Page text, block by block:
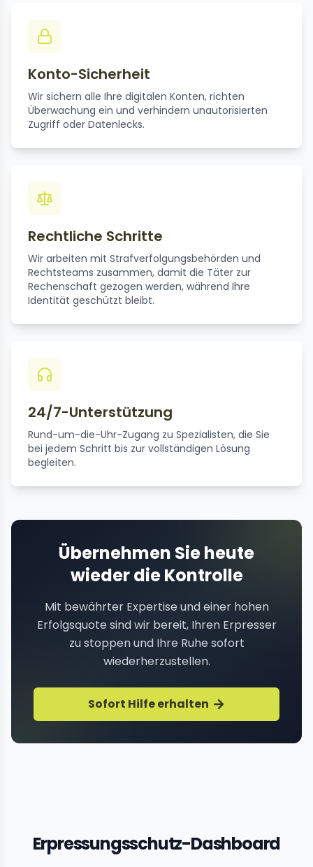
Konto-Sicherheit
Wir sichern alle Ihre digitalen Konten, richten
Überwachung ein und verhindern unautorisierten
Zugriff oder Datenlecks.
Rechtliche Schritte
Wir arbeiten mit Strafverfolgungsbehörden und
Rechtsteams zusammen, damit die Täter zur
Rechenschaft gezogen werden, während Ihre
Identität geschützt bleibt.
24/7-Unterstützung
Rund-um-die-Uhr-Zugang zu Spezialisten, die Sie
bei jedem Schritt bis zur vollständigen Lösung
begleiten.
Übernehmen Sie heute
wieder die Kontrolle
Mit bewährter Expertise und einer hohen
Erfolgsquote sind wir bereit, Ihren Erpresser
zu stoppen und Ihre Ruhe sofort
wiederherzustellen.
Sofort Hilfe erhalten
Erpressungsschutz-Dashboard